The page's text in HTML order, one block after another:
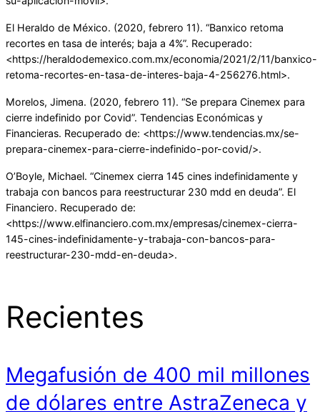
El Heraldo de México. (2020, febrero 11). “Banxico retoma
recortes en tasa de interés; baja a 4%”. Recuperado:
<https://heraldodemexico.com.mx/economia/2021/2/11/banxico-
retoma-recortes-en-tasa-de-interes-baja-4-256276.html>.
Morelos, Jimena. (2020, febrero 11). “Se prepara Cinemex para
cierre indefinido por Covid”. Tendencias Económicas y
Financieras. Recuperado de: <https://www.tendencias.mx/se-
prepara-cinemex-para-cierre-indefinido-por-covid/>.
O’Boyle, Michael. “Cinemex cierra 145 cines indefinidamente y
trabaja con bancos para reestructurar 230 mdd en deuda”. El
Financiero. Recuperado de:
<https://www.elfinanciero.com.mx/empresas/cinemex-cierra-
145-cines-indefinidamente-y-trabaja-con-bancos-para-
reestructurar-230-mdd-en-deuda>.
Recientes
Megafusión de 400 mil millones
de dólares entre AstraZeneca y